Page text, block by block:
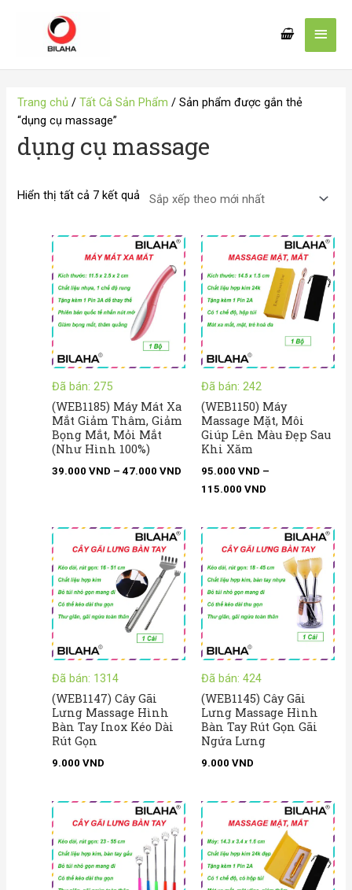
Trang chủ /Tất Cả Sản Phẩm / Sản phẩm được gắn thẻ
“dụng cụ massage”
dụng cụ massage
Hiển thị tất cả 7 kết quả
sắp
mới
Đã bán: 275
(WEB1185) Máy Mát Xa
Mắt Giảm Thâm, Giảm
Bọng Mắt, Mỏi Mắt
(Như Hình 100%)
39.000VND – 47.000VND
Khoảng
giá:
từ
39.000 VND
đến
47.000 VND
Đã bán: 242
(WEB1150) Máy
Massage Mặt, Môi
Giúp Lên Màu Đẹp Sau
Khi Xăm
95.000 VND –
115.000 VND
Khoảng
giá:
95.000 VND
đến
115.000 VND
Đã bán: 1314
(WEB1147) Cây Gãi
Lưng Massage Hình
Bàn Tay Inox Kéo Dài
Rút Gọn
9.000VND
Đã bán: 424
(WEB1145) Cây Gãi
Lưng Massage Hình
Bàn Tay Rút Gọn Gãi
Ngứa Lưng
9.000 VND
giá:
từ
đến